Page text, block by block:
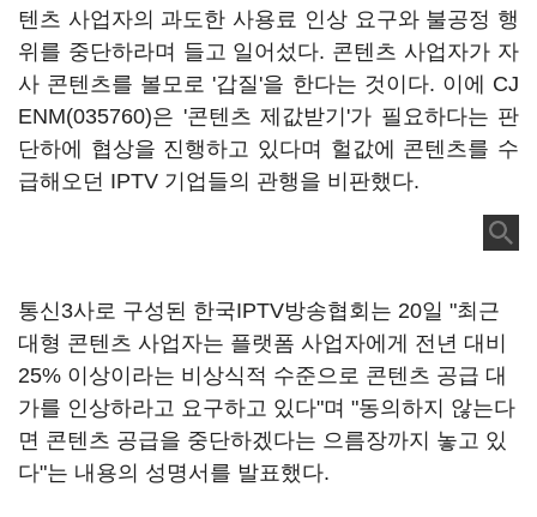
텐츠 사업자의 과도한 사용료 인상 요구와 불공정 행
위를 중단하라며 들고 일어섰다. 콘텐츠 사업자가 자
사 콘텐츠를 볼모로 '갑질'을 한다는 것이다. 이에 CJ
ENM(035760)은 '콘텐츠 제값받기'가 필요하다는 판
단하에 협상을 진행하고 있다며 헐값에 콘텐츠를 수
급해오던 IPTV 기업들의 관행을 비판했다.
통신3사로 구성된 한국IPTV방송협회는 20일 "최근
대형 콘텐츠 사업자는 플랫폼 사업자에게 전년 대비
25% 이상이라는 비상식적 수준으로 콘텐츠 공급 대
가를 인상하라고 요구하고 있다"며 "동의하지 않는다
면 콘텐츠 공급을 중단하겠다는 으름장까지 놓고 있
다"는 내용의 성명서를 발표했다.